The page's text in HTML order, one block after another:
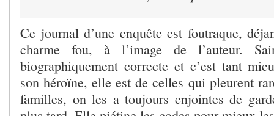
Ce journal d’une enquête est foutraque,
charme fou, à l’image de l’auteur.
biographiquement correcte et c’est tant
son héroïne, elle est de celles qui pleurent
familles, on les a toujours enjointes de